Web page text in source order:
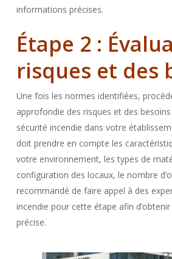
informations précises.
Étape 2 :
risques et des
Une fois les normes identifiées,
approfondie des risques et des
sécurité incendie dans votre
doit prendre en compte les
votre environnement, les types de
configuration des locaux, le nombre
recommandé de faire appel à des
incendie pour cette étape afin
précise.